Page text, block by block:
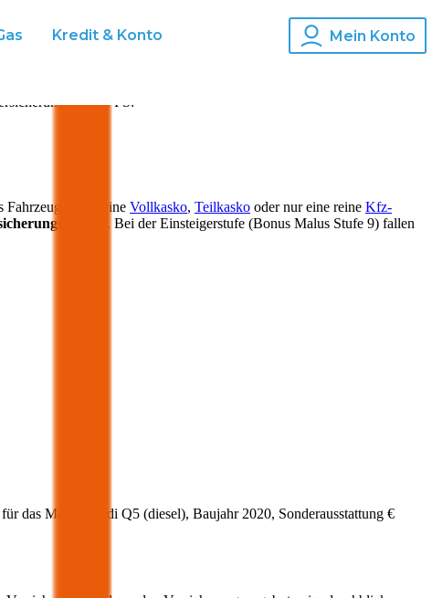
Kredit & Konto Mein Konto
für164PS:
Fahrzeugs kann eine Vollkasko, Teilkasko oder nur eine reine Kfz-
. Bei der Einsteigerstufe (Bonus Malus Stufe 9) fallen
für das Modell Audi Q5 (diesel), Baujahr 2020, Sonderausstattung €